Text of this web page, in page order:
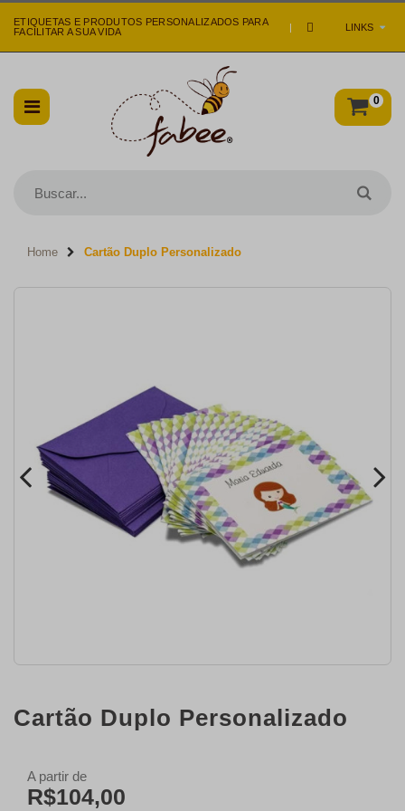
LINKS
ETIQUETAS E PRODUTOS PERSONALIZADOS PARA
FACILITAR A SUA VIDA
|
0
Home Cartão Duplo Personalizado
Cartão Duplo Personalizado
A partir de
R$104,00